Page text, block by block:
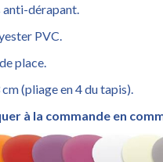
anti-dérapant.
PVC.
place.
(pliage en 4 du tapis).
à la commande en